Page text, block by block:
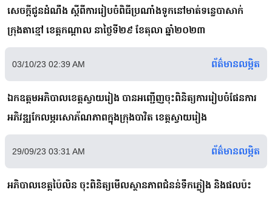
សេចក្តីជូនដំណឹង ស្តីពីការរៀបចំពិធីប្រណាំងទូកនៅមាត់ទន្លេបាសាក់
ក្រុងតាខ្មៅ ខេត្តកណ្តាល នាថ្ងៃទី២៩ ខែតុលា ឆ្នាំ២០២៣
03/10/23 02:39 AM ព័ត៌មានលម្អិត
ឯកឧត្តមអភិបាលខេត្តស្វាយរៀង បានអញ្ជេីញចុះពិនិត្យការរៀបចំផែនការ
អភិវឌ្ឍកែលម្អរសោភ័ណភាពក្នុងក្រុងបាវិត ខេត្តស្វាយរៀង
29/09/23 03:31 AM ព័ត៌មានលម្អិត
អភិបាលខេត្តប៉ៃលិន ចុះពិនិត្យមើលស្ថានភាពជំនន់ទឹកភ្លៀង និងផលប៉ះ